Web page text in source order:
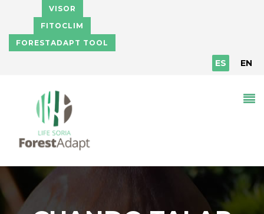
Pasar al contenido principal
VISOR
FITOCLIM
FORESTADAPT TOOL
ES EN